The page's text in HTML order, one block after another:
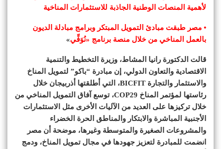
لأهمية المنصات الوطنية الجاذبة للاستثمارات المناخية
• مصر طبقت مبادئ التمويل المبتكر وبرامج مبادلة الديون
بالعمل المناخي من خلال منصة برنامج «نُوَفِّي»
قالت الدكتورة رانيا المشاط، وزيرة التخطيط والتنمية
الاقتصادية والتعاون الدولي، إن مبادرة “باكو” لتمويل المناخ
والاستثمار والتجارة BICFIT، التي أطلقتها أذربيجان خلال
رئاستها لمؤتمر المناخ COP29، توسع آفاق التمويل المناخي من
خلال تركيزها على العديد من الآليات الأخرى مثل الاستثمارات
الأجنبية المباشرة والابتكار والمناطق الحرة الخضراء
والمشروعات الصغيرة والمتوسطة وغيرها، موضحة أن مصر
انضمت للمبادرة لتعزيز جهودها في مجال تمويل المناخ، ودمج